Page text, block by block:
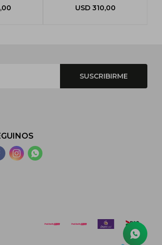
USD 310,00
SUSCRIBIRME
 